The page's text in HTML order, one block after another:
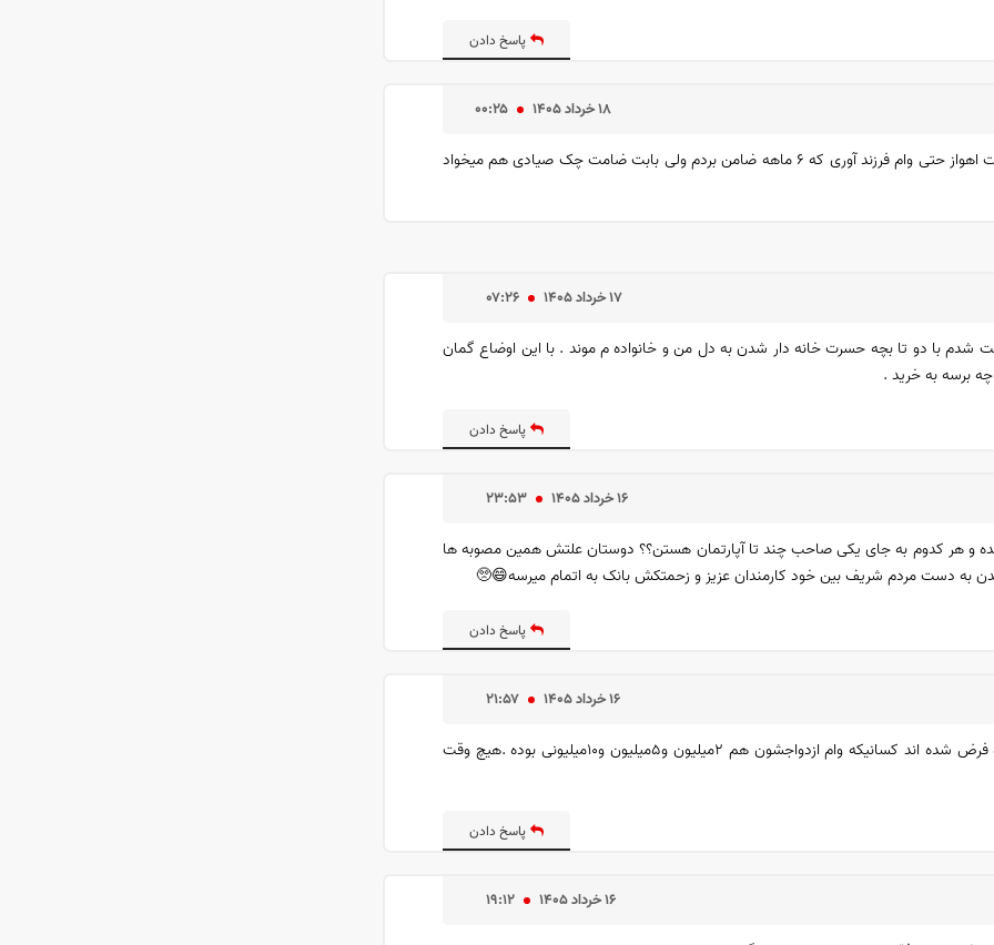
پاسخ دادن
۰۰:۲۵ ۱۸ خرداد ۱۴۰۵
سلام.من چهار فرزند دارم راننده تاکسی و مستاجر بانک تجارت اهواز حتی وام فرزند آوری که ۶ ماهه ضامن بردم ولی بابت ضامت چک صیادی هم میخواد
۰۷:۲۶ ۱۷ خرداد ۱۴۰۵
شدم با دو تا بچه حسرت خانه دار شدن به دل من و خانواده م موند . با این اوضاع گمان
برسه به خرید .
پاسخ دادن
۲۳:۵۳ ۱۶ خرداد ۱۴۰۵
و هر کدوم به جای یکی صاحب چند تا آپارتمان هستن؟؟ دوستان علتش همین مصوبه ها
به دست مردم شریف بین خود کارمندان عزیز و زحمتکش بانک به اتمام میرسه😄🥺
پاسخ دادن
۲۱:۵۷ ۱۶ خرداد ۱۴۰۵
یعنی کسانییکه‌قبل از سال ۹۹ازدواج کرده اند ویا بچه دارشده اند مرده فرض شده اند کسانیکه وام ازدواجشون هم ۲میلیون و۵میلیون و۱۰میلیونی بوده ‌.هیچ وقت
پاسخ دادن
۱۹:۱۲ ۱۶ خرداد ۱۴۰۵